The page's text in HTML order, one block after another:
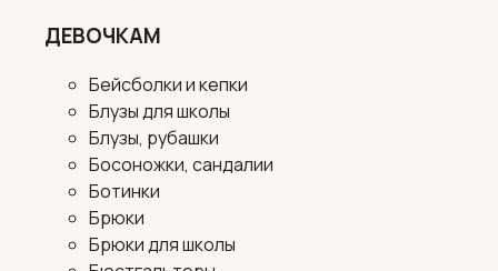
ДЕВОЧКАМ
Бейсболки и кепки
Блузы для школы
Блузы, рубашки
Босоножки, сандалии
Ботинки
Брюки
Брюки для школы